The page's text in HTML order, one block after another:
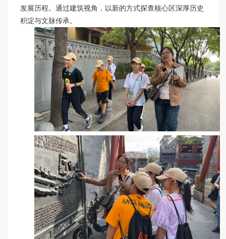
发展历程。通过建筑视角，以新的方式探查核心区深厚历史
积淀与文脉传承。